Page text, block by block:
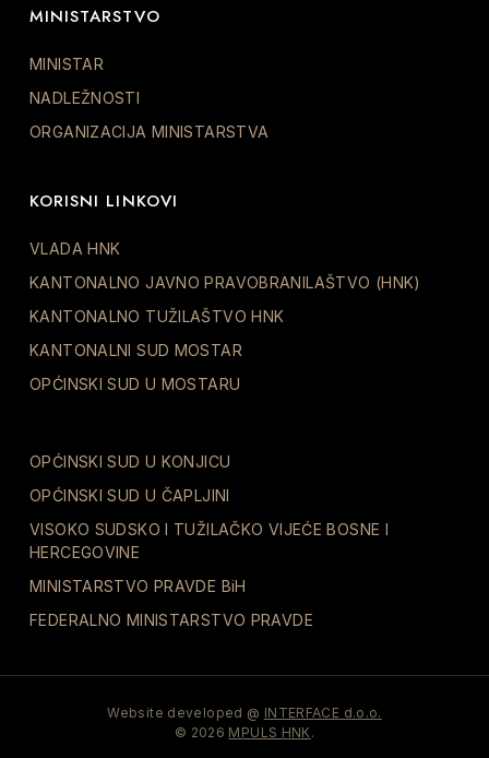
MINISTARSTVO
MINISTAR
NADLEŽNOSTI
ORGANIZACIJA MINISTARSTVA
KORISNI LINKOVI
VLADA HNK
KANTONALNO JAVNO PRAVOBRANILAŠTVO (HNK)
KANTONALNO TUŽILAŠTVO HNK
KANTONALNI SUD MOSTAR
OPĆINSKI SUD U MOSTARU
OPĆINSKI SUD U KONJICU
OPĆINSKI SUD U ČAPLJINI
VISOKO SUDSKO I TUŽILAČKO VIJEĆE BOSNE I
HERCEGOVINE
MINISTARSTVO PRAVDE BiH
FEDERALNO MINISTARSTVO PRAVDE
Website developed @ INTERFACE d.o.o.
© 2026 MPULS HNK .